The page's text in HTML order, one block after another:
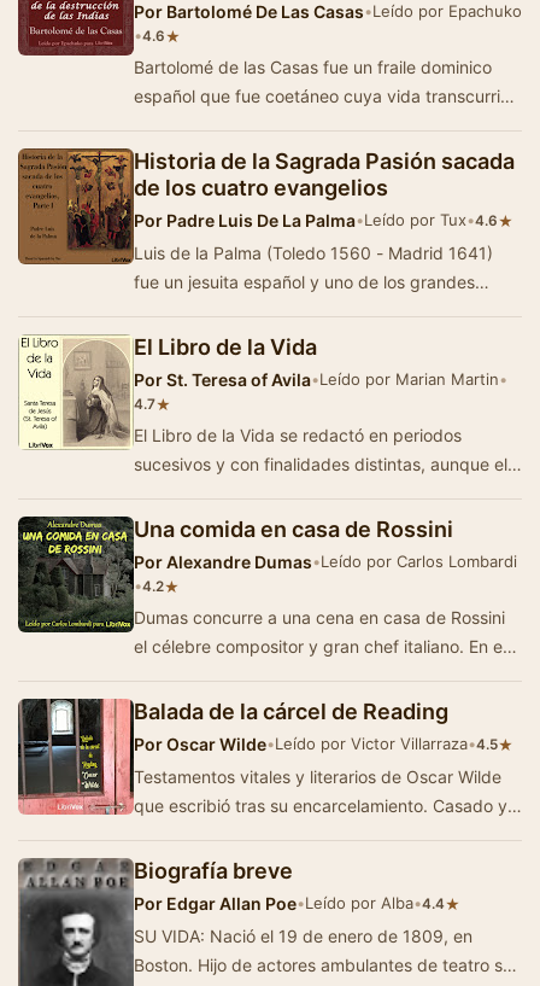
Por Bartolomé De Las Casas•Leído por Epachuko
•4.6★
Bartolomé de las Casas fue un fraile dominico
español que fue coetáneo cuya vida transcurrió
Historia de la Sagrada Pasión sacada
de los cuatro evangelios
Por Padre Luis De La Palma•Leído por Tux•4.6★
Luis de la Palma (Toledo 1560 - Madrid 1641)
fue un jesuita español y uno de los grandes
El Libro de la Vida
PorSt. Teresa of Avila•Leído por Marian Martin•
4.7★
El Libro de la Vida se redactó en periodos
sucesivos y con finalidades distintas, aunque el
Una comida en casa de Rossini
PorAlexandre Dumas•Leído por Carlos Lombardi
•4.2★
Dumas concurre a una cena en casa de Rossini
el célebre compositor y gran chef italiano. En esa
Balada de la cárcel de Reading
PorOscar Wilde•Leído por Victor Villarraza•4.5★
Testamentos vitales y literarios de Oscar Wilde
que escribió tras su encarcelamiento. Casado y
Biografía breve
Por Edgar Allan Poe•Leído por Alba•4.4★
SU VIDA: Nació el 19 de enero de 1809, en
Boston. Hijo de actores ambulantes de teatro se